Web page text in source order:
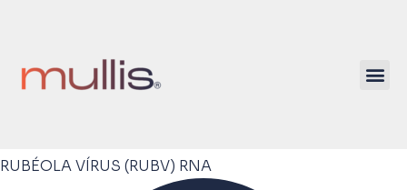
RUBÉOLA VÍRUS (RUBV) RNA